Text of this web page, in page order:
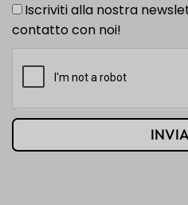
Iscriviti alla nostra
contatto con noi!